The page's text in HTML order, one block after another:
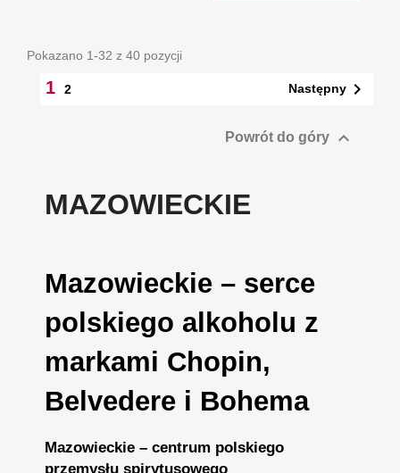
Pokazano 1-32 z 40 pozycji
1 2 Następny 
Powrót do góry 
MAZOWIECKIE
Mazowieckie – serce
polskiego alkoholu z
markami Chopin,
Belvedere i Bohema
Mazowieckie – centrum polskiego
przemysłu spirytusowego